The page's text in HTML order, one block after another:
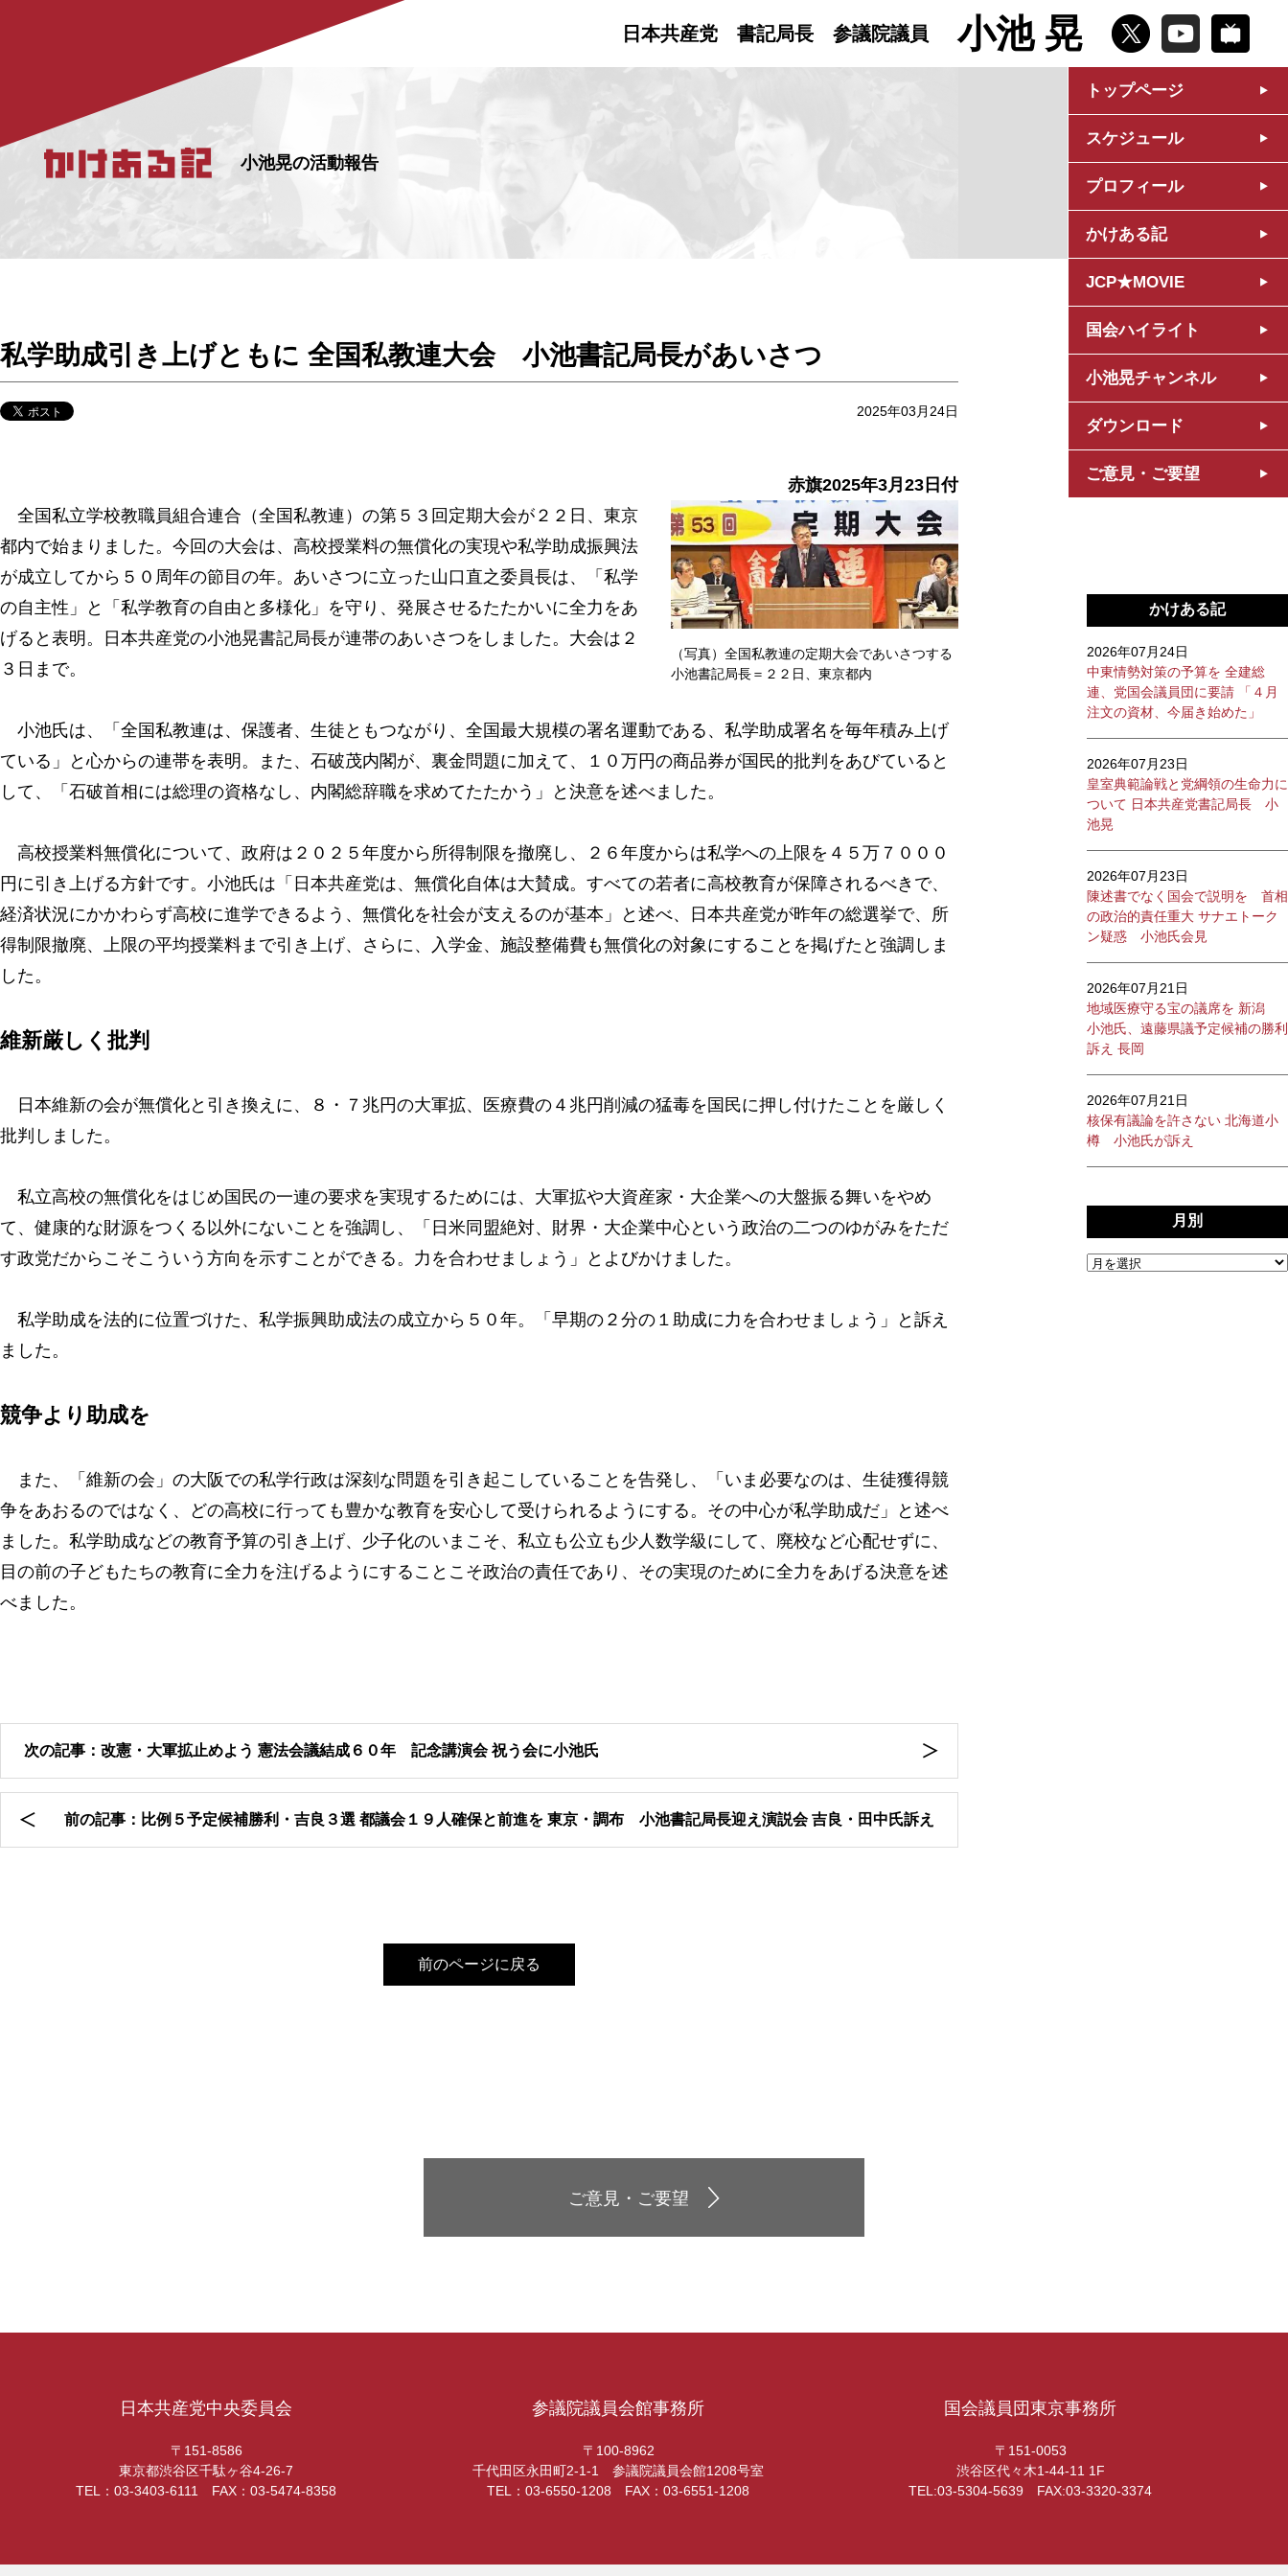
日本共産党 書記局長 参議院議員 小池 晃
トップページ
スケジュール
プロフィール
かけある記
JCP★MOVIE
国会ハイライト
小池晃チャンネル
ダウンロード
ご意見・ご要望
小池晃の活動報告
私学助成引き上げともに 全国私教連大会 小池書記局長があいさつ
2025年03月24日
赤旗2025年3月23日付
（写真）全国私教連の定期大会であいさつする
小池書記局長＝２２日、東京都内
全国私立学校教職員組合連合（全国私教連）の第５３回定期大会が２２日、東京
都内で始まりました。今回の大会は、高校授業料の無償化の実現や私学助成振興法
が成立してから５０周年の節目の年。あいさつに立った山口直之委員長は、「私学
の自主性」と「私学教育の自由と多様化」を守り、発展させるたたかいに全力をあ
げると表明。日本共産党の小池晃書記局長が連帯のあいさつをしました。大会は２
３日まで。
小池氏は、「全国私教連は、保護者、生徒ともつながり、全国最大規模の署名運動である、私学助成署名を毎年積み上げ
ている」と心からの連帯を表明。また、石破茂内閣が、裏金問題に加えて、１０万円の商品券が国民的批判をあびていると
して、「石破首相には総理の資格なし、内閣総辞職を求めてたたかう」と決意を述べました。
高校授業料無償化について、政府は２０２５年度から所得制限を撤廃し、２６年度からは私学への上限を４５万７０００
円に引き上げる方針です。小池氏は「日本共産党は、無償化自体は大賛成。すべての若者に高校教育が保障されるべきで、
経済状況にかかわらず高校に進学できるよう、無償化を社会が支えるのが基本」と述べ、日本共産党が昨年の総選挙で、所
得制限撤廃、上限の平均授業料まで引き上げ、さらに、入学金、施設整備費も無償化の対象にすることを掲げたと強調しま
した。
維新厳しく批判
日本維新の会が無償化と引き換えに、８・７兆円の大軍拡、医療費の４兆円削減の猛毒を国民に押し付けたことを厳しく
批判しました。
私立高校の無償化をはじめ国民の一連の要求を実現するためには、大軍拡や大資産家・大企業への大盤振る舞いをやめ
て、健康的な財源をつくる以外にないことを強調し、「日米同盟絶対、財界・大企業中心という政治の二つのゆがみをただ
す政党だからこそこういう方向を示すことができる。力を合わせましょう」とよびかけました。
私学助成を法的に位置づけた、私学振興助成法の成立から５０年。「早期の２分の１助成に力を合わせましょう」と訴え
ました。
競争より助成を
また、「維新の会」の大阪での私学行政は深刻な問題を引き起こしていることを告発し、「いま必要なのは、生徒獲得競
争をあおるのではなく、どの高校に行っても豊かな教育を安心して受けられるようにする。その中心が私学助成だ」と述べ
ました。私学助成などの教育予算の引き上げ、少子化のいまこそ、私立も公立も少人数学級にして、廃校など心配せずに、
目の前の子どもたちの教育に全力を注げるようにすることこそ政治の責任であり、その実現のために全力をあげる決意を述
べました。
次の記事：改憲・大軍拡止めよう 憲法会議結成６０年 記念講演会 祝う会に小池氏
前の記事：比例５予定候補勝利・吉良３選 都議会１９人確保と前進を 東京・調布 小池書記局長迎え演説会 吉良・田中氏訴え
前のページに戻る
かけある記
2026年07月24日
中東情勢対策の予算を 全建総
連、党国会議員団に要請 「４月
注文の資材、今届き始めた」
2026年07月23日
皇室典範論戦と党綱領の生命力に
ついて 日本共産党書記局長 小
池晃
2026年07月23日
陳述書でなく国会で説明を 首相
の政治的責任重大 サナエトーク
ン疑惑 小池氏会見
2026年07月21日
地域医療守る宝の議席を 新潟
小池氏、遠藤県議予定候補の勝利
訴え 長岡
2026年07月21日
核保有議論を許さない 北海道小
樽 小池氏が訴え
月別
ご意見・ご要望
日本共産党中央委員会
〒151-8586
東京都渋谷区千駄ヶ谷4-26-7
TEL：03-3403-6111 FAX：03-5474-8358
参議院議員会館事務所
〒100-8962
千代田区永田町2-1-1 参議院議員会館1208号室
TEL：03-6550-1208 FAX：03-6551-1208
国会議員団東京事務所
〒151-0053
渋谷区代々木1-44-11 1F
TEL:03-5304-5639 FAX:03-3320-3374